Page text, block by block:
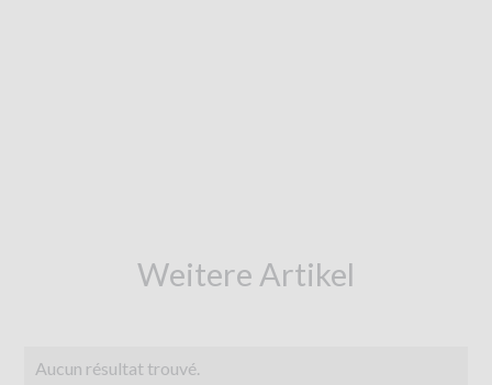
Weitere Artikel
Aucun résultat trouvé.